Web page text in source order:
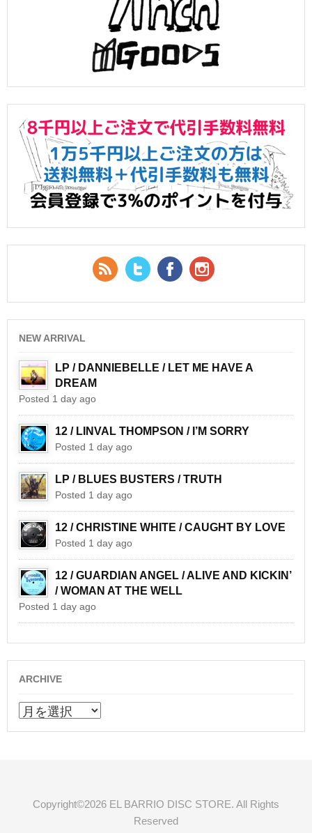
RSS Feed
Twitter Facebook
NEW ARRIVAL
LP / DANNIEBELLE / LET ME HAVE A
DREAM
Posted 1 day ago
12 / LINVAL THOMPSON / I’M SORRY
Posted 1 day ago
LP / BLUES BUSTERS / TRUTH
Posted 1 day ago
12 / CHRISTINE WHITE / CAUGHT BY LOVE
Posted 1 day ago
12 / GUARDIAN ANGEL / ALIVE AND KICKIN’
/ WOMAN AT THE WELL
Posted 1 day ago
ARCHIVE
ARCHIVE
Copyright©2026 EL BARRIO DISC STORE. All Rights
Reserved